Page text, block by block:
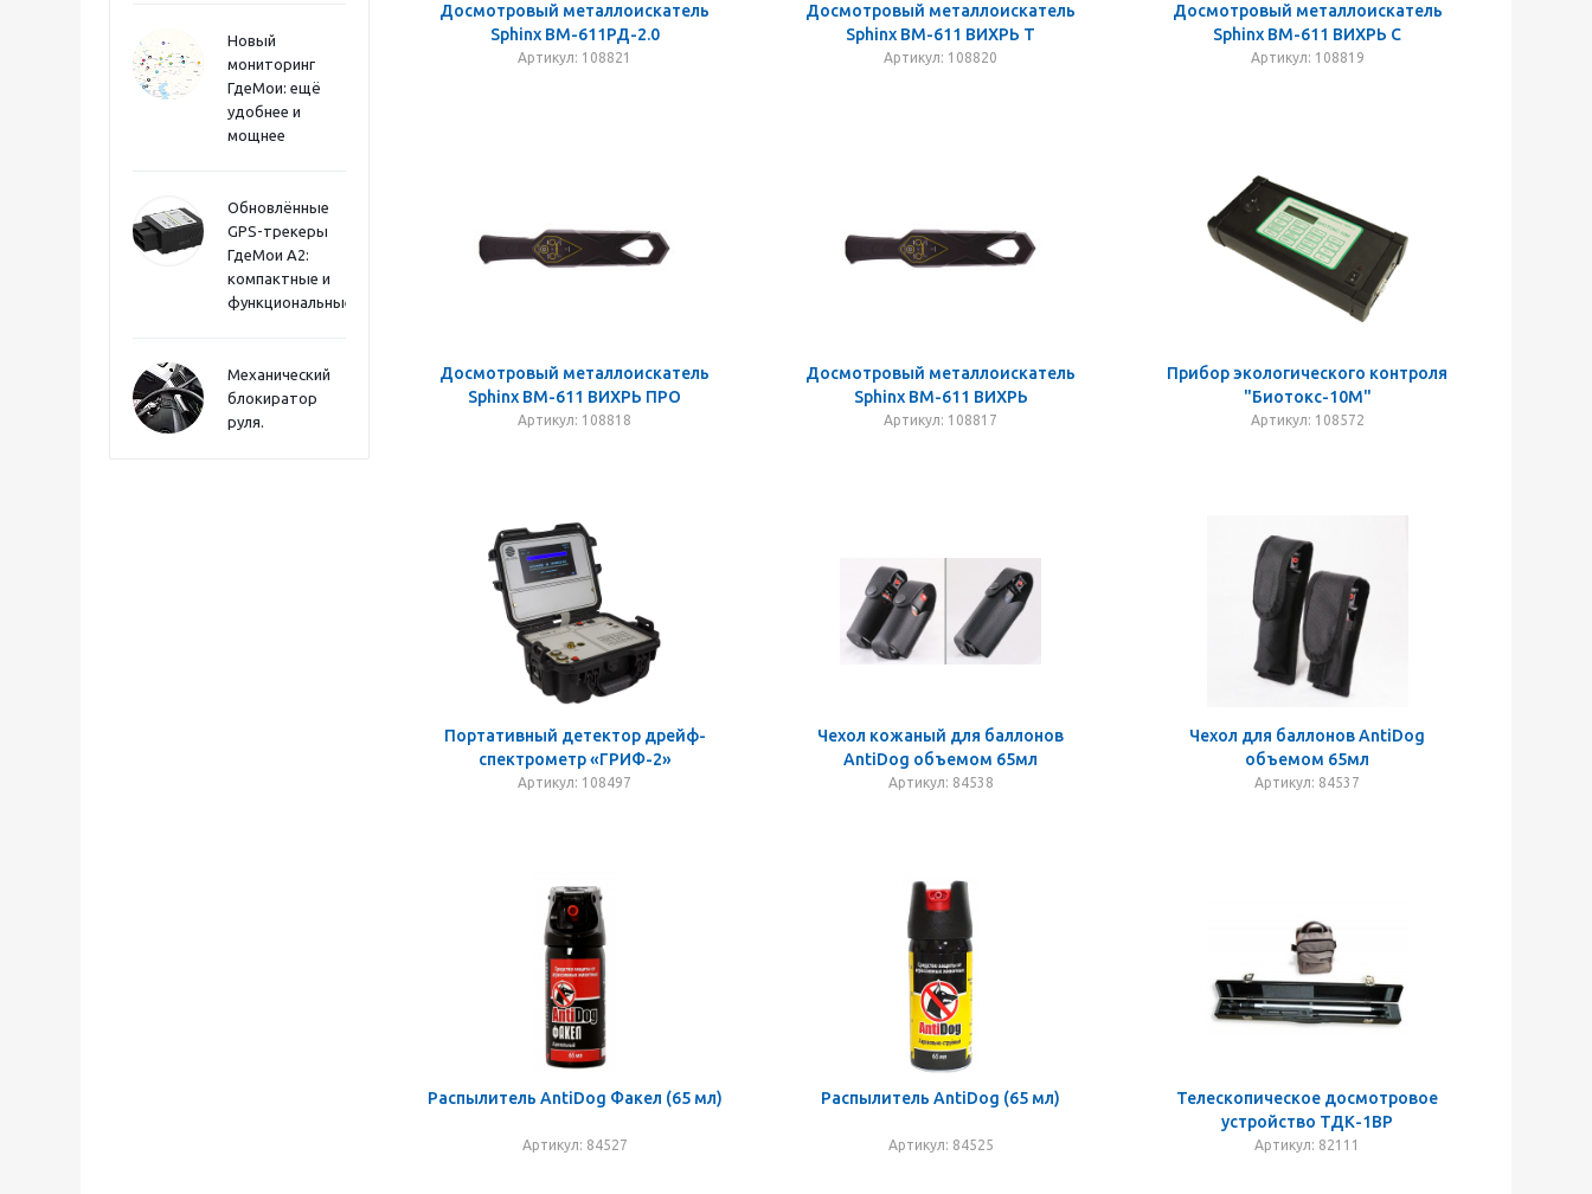
Новый
мониторинг
ГдеМои: ещё
удобнее и
мощнее
Обновлённые
GPS-трекеры
ГдеМои А2:
компактные и
функциональные
Механический
блокиратор
руля.
Досмотровый металлоискатель
Sphinx ВМ-611РД-2.0
Артикул: 108821
Досмотровый металлоискатель
Sphinx ВМ-611 ВИХРЬ Т
Артикул: 108820
Досмотровый металлоискатель
Sphinx ВМ-611 ВИХРЬ С
Артикул: 108819
Досмотровый металлоискатель
Sphinx ВМ-611 ВИХРЬ ПРО
Артикул: 108818
Досмотровый металлоискатель
Sphinx ВМ-611 ВИХРЬ
Артикул: 108817
Прибор экологического контроля
"Биотокс-10М"
Артикул: 108572
Портативный детектор дрейф-
спектрометр «ГРИФ-2»
Артикул: 108497
Чехол кожаный для баллонов
AntiDog объемом 65мл
Артикул: 84538
Чехол для баллонов AntiDog
объемом 65мл
Артикул: 84537
Распылитель AntiDog Факел (65 мл)
Артикул: 84527
Распылитель AntiDog (65 мл)
Артикул: 84525
Телескопическое досмотровое
устройство ТДК-1ВР
Артикул: 82111